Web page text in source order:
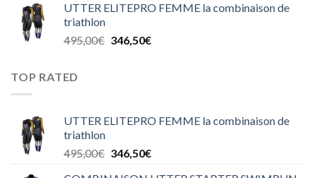
UTTER ELITEPRO FEMME la combinaison de
triathlon
495,00€ 346,50€
TOP RATED
UTTER ELITEPRO FEMME la combinaison de
triathlon
495,00€ 346,50€